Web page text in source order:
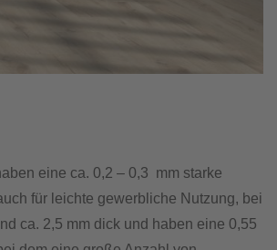
eine ca. 0,2 – 0,3 mm starke
für leichte gewerbliche Nutzung, bei
ca. 2,5 mm dick und haben eine 0,55